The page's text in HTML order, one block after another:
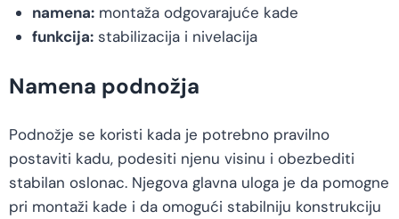
namena:montaža odgovarajuće kade
funkcija:stabilizacija i nivelacija
Namena podnožja
Podnožje se koristi kada je potrebno pravilno
postaviti kadu, podesiti njenu visinu i obezbediti
stabilan oslonac. Njegova glavna uloga je da pomogne
pri montaži kade i da omogući stabilniju konstrukciju